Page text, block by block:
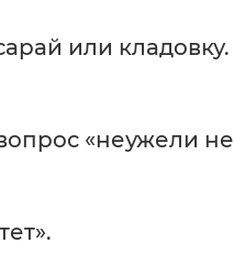
или кладовку.
«неужели не